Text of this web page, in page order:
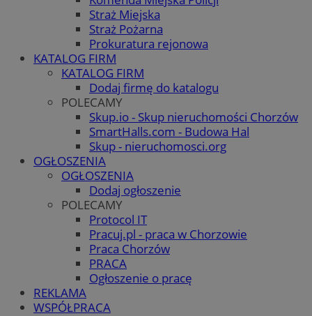
Straż Miejska
Straż Pożarna
Prokuratura rejonowa
KATALOG FIRM
KATALOG FIRM
Dodaj firmę do katalogu
POLECAMY
Skup.io - Skup nieruchomości Chorzów
SmartHalls.com - Budowa Hal
Skup - nieruchomosci.org
OGŁOSZENIA
OGŁOSZENIA
Dodaj ogłoszenie
POLECAMY
Protocol IT
Pracuj.pl - praca w Chorzowie
Praca Chorzów
PRACA
Ogłoszenie o pracę
REKLAMA
WSPÓŁPRACA